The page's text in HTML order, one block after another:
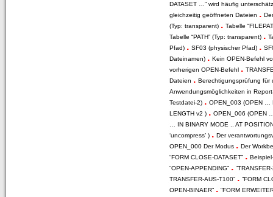
DATASET …” wird häufig
gleichzeitig geöffneten Dateien .
(Typ: transparent) . Tabelle
Tabelle “PATH” (Typ: transparent) .
Pfad) . SF03 (physischer Pfad) .
Dateinamen) . Kein OPEN-Befehl
vorherigen OPEN-Befehl
.
Dateien . Berechtigungsprüfung
Anwendungsmöglichkeiten in
Testdatei-2) . OPEN_003 (OPEN …
LENGTH v2 ) . OPEN_006 (OPEN
… IN BINARY MODE .. AT
‘uncompress’ ) . Der
OPEN_000 Der Modus . Der
“FORM CLOSE-DATASET” .
“OPEN-APPENDING” .
TRANSFER-AUS-T100” . “FORM
OPEN-BINAER” . “FORM